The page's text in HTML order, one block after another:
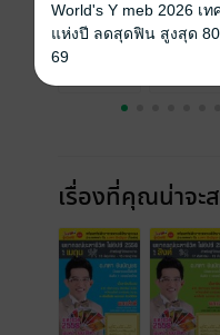
เรื่องที่คุณน่าจะ
World's Y meb 2026 เ
แห่งปี ลดสุดฟิน สูงสุด
69